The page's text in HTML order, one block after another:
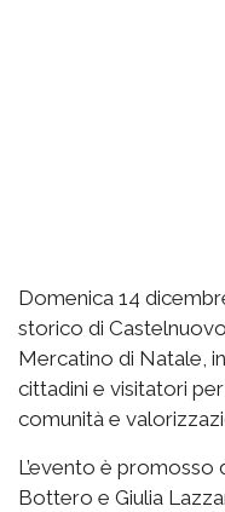
Domenica 14
storico di
Mercatino di Natale,
cittadini e visitatori
comunità e
L’evento è promosso
Bottero e Giulia